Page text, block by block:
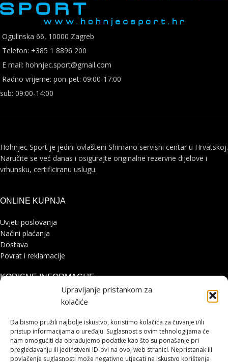
Upravljanje pristankom za
kolačiće
Da bismo pružili najbolje iskustvo, koristimo kolačića za čuvanje i/ili
pristup informacijama o uređaju. Suglasnost s ovim tehnologijama će
nam omogućiti da obrađujemo podatke kao što su ponašanje pri
pregledavanju ili jedinstveni ID-ovi na ovoj web stranici. Nepristanak ili
povlačenje suglasnosti može negativno utjecati na iskustvo korištenja
Ogulinska 66, 10000 Zagreb
Telefon: +385 1 8896 200
E mail: hohnjec.sport@gmail.com
Radno vrijeme: pon-pet: 09:00-17:00
sub: 09:00-14:00
Hohnjec Sport je jedini ovlašteni Shimano servisni centar u Hrvatskoj.
Naručite se već danas i osigurajte originalne rezervne dijelove i
vrhunsku, certificiranu uslugu.
ONLINE KUPNJA
Uvjeti poslovanja
Načini plaćanja
Dostava
Povrat i reklamacije
KORISNE INFORMACIJE
Zaštita osobnih podataka
Pohvale i prigovori
Platforma za online rješavanje sporova
STRANICE